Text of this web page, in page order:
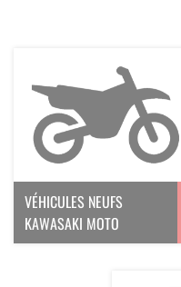
VÉHICULES NEUFS
KAWASAKI MOTO